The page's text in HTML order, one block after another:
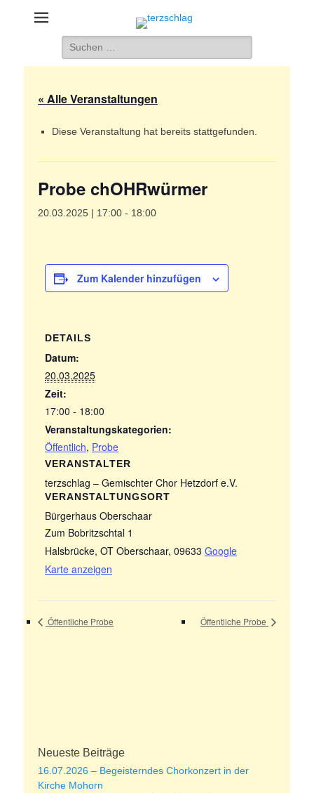
terzschlag
Gemischter Chor Hetzdorf e. V.
Suche
nach:
« Alle Veranstaltungen
Diese Veranstaltung hat bereits stattgefunden.
Probe chOHRwürmer
20.03.2025 | 17:00 - 18:00
Zum Kalender hinzufügen
DETAILS
Datum:
20.03.2025
Zeit:
17:00 - 18:00
Veranstaltungskategorien:
Öffentlich, Probe
VERANSTALTUNGSORT
Bürgerhaus Oberschaar
Zum Bobritzschtal 1
Halsbrücke, OT Oberschaar, 09633 Google
Karte anzeigen
VERANSTALTER
terzschlag – Gemischter Chor Hetzdorf e.V.
Öffentliche Probe Öffentliche Probe
Neueste Beiträge
16.07.2026 – Begeisterndes Chorkonzert in der
Kirche Mohorn